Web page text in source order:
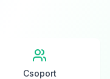
Csoport